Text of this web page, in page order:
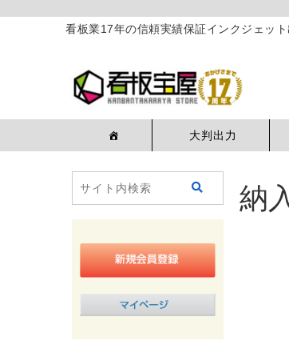
看板業17年の信頼実績保証インクジェッ
大判出力
納